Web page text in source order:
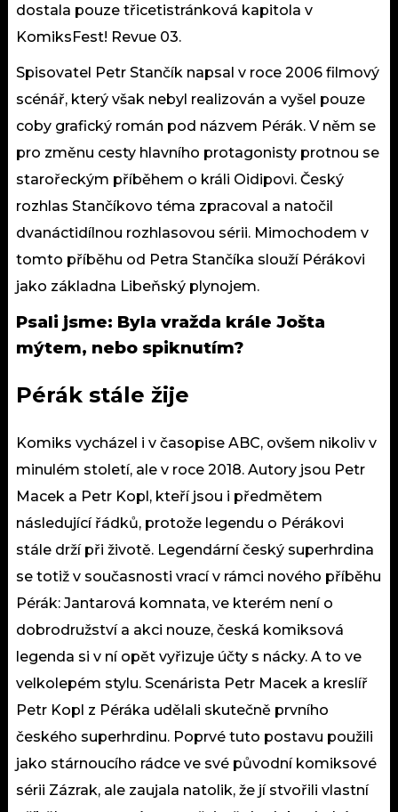
dostala pouze třicetistránková kapitola v
KomiksFest! Revue 03.
Spisovatel Petr Stančík napsal v roce 2006 filmový
scénář, který však nebyl realizován a vyšel pouze
coby grafický román pod názvem Pérák. V něm se
pro změnu cesty hlavního protagonisty protnou se
starořeckým příběhem o králi Oidipovi. Český
rozhlas Stančíkovo téma zpracoval a natočil
dvanáctidílnou rozhlasovou sérii. Mimochodem v
tomto příběhu od Petra Stančíka slouží Pérákovi
jako základna Libeňský plynojem.
Psali jsme: Byla vražda krále Jošta
mýtem, nebo spiknutím?
Pérák stále žije
Komiks vycházel i v časopise ABC, ovšem nikoliv v
minulém století, ale v roce 2018. Autory jsou Petr
Macek a Petr Kopl, kteří jsou i předmětem
následující řádků, protože legendu o Pérákovi
stále drží při životě. Legendární český superhrdina
se totiž v současnosti vrací v rámci nového příběhu
Pérák: Jantarová komnata, ve kterém není o
dobrodružství a akci nouze, česká komiksová
legenda si v ní opět vyřizuje účty s nácky. A to ve
velkolepém stylu. Scenárista Petr Macek a kreslíř
Petr Kopl z Péráka udělali skutečně prvního
českého superhrdinu. Poprvé tuto postavu použili
jako stárnoucího rádce ve své původní komiksové
sérii Zázrak, ale zaujala natolik, že jí stvořili vlastní